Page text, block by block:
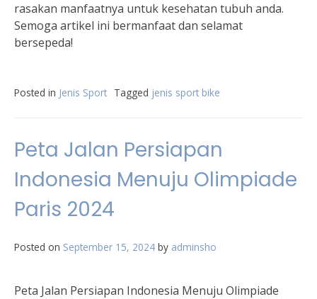
rasakan manfaatnya untuk kesehatan tubuh anda.
Semoga artikel ini bermanfaat dan selamat
bersepeda!
Posted in Jenis Sport Tagged jenis sport bike
Peta Jalan Persiapan
Indonesia Menuju Olimpiade
Paris 2024
Posted on September 15, 2024 by adminsho
Peta Jalan Persiapan Indonesia Menuju Olimpiade